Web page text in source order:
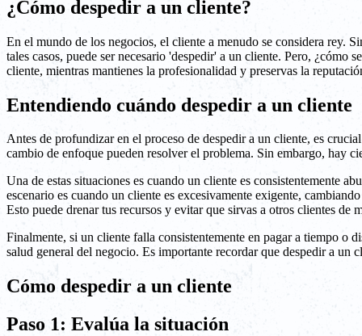
¿Cómo despedir a un cliente?
En el mundo de los negocios, el cliente a menudo se considera rey.
tales casos, puede ser necesario 'despedir' a un cliente. Pero, ¿cómo
cliente, mientras mantienes la profesionalidad y preservas la
Entendiendo cuándo despedir a un cliente
Antes de profundizar en el proceso de despedir a un cliente, es
cambio de enfoque pueden resolver el problema. Sin embargo, hay
Una de estas situaciones es cuando un cliente es consistentemente
escenario es cuando un cliente es excesivamente exigente,
Esto puede drenar tus recursos y evitar que sirvas a otros clientes de
Finalmente, si un cliente falla consistentemente en pagar a tiempo o
salud general del negocio. Es importante recordar que despedir a un
Cómo despedir a un cliente
Paso 1: Evalúa la situación